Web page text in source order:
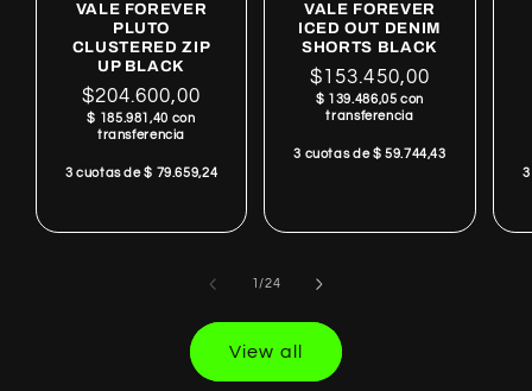
VALE FOREVER
PLUTO
CLUSTERED ZIP
UP BLACK
Regular
price
$204.600,00
$ 185.981,40 con
transferencia
3 cuotas de $ 79.659,24
VALE FOREVER
ICED OUT DENIM
SHORTS BLACK
Regular
price
$153.450,00
$ 139.486,05 con
transferencia
3 cuotas de $ 59.744,43
1/of
24
View all